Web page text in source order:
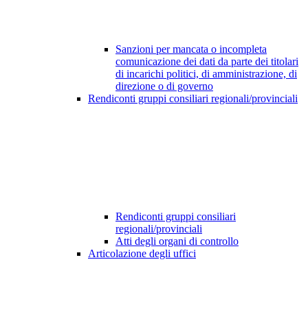
Sanzioni per mancata o incompleta
comunicazione dei dati da parte dei titolari
di incarichi politici, di amministrazione, di
direzione o di governo
Rendiconti gruppi consiliari regionali/provinciali
Rendiconti gruppi consiliari
regionali/provinciali
Atti degli organi di controllo
Articolazione degli uffici